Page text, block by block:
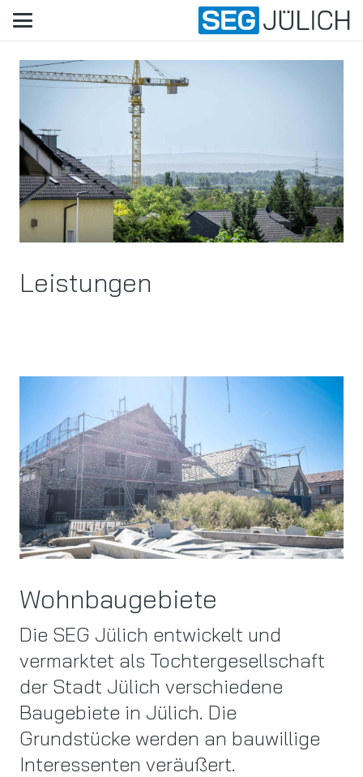
Leistungen
Wohnbaugebiete
Die SEG Jülich entwickelt und
vermarktet als Tochtergesellschaft
der Stadt Jülich verschiedene
Baugebiete in Jülich. Die
Grundstücke werden an bauwillige
Interessenten veräußert.